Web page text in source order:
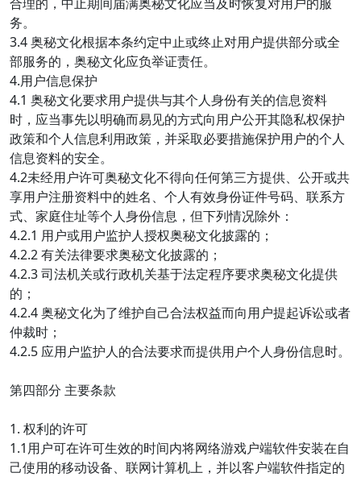
务。
3.4 奥秘文化根据本条约定中止或终止对用户提供部分或全
部服务的，奥秘文化应负举证责任。
4.用户信息保护
4.1 奥秘文化要求用户提供与其个人身份有关的信息资料
时，应当事先以明确而易见的方式向用户公开其隐私权保护
政策和个人信息利用政策，并采取必要措施保护用户的个人
信息资料的安全。
4.2未经用户许可奥秘文化不得向任何第三方提供、公开或共
享用户注册资料中的姓名、个人有效身份证件号码、联系方
式、家庭住址等个人身份信息，但下列情况除外：
4.2.1 用户或用户监护人授权奥秘文化披露的；
4.2.2 有关法律要求奥秘文化披露的；
4.2.3 司法机关或行政机关基于法定程序要求奥秘文化提供
的；
4.2.4 奥秘文化为了维护自己合法权益而向用户提起诉讼或者
仲裁时；
4.2.5 应用户监护人的合法要求而提供用户个人身份信息时。
第四部分 主要条款
1. 权利的许可
1.1用户可在许可生效的时间内将网络游戏户端软件安装在自
己使用的移动设备、联网计算机上，并以客户端软件指定的